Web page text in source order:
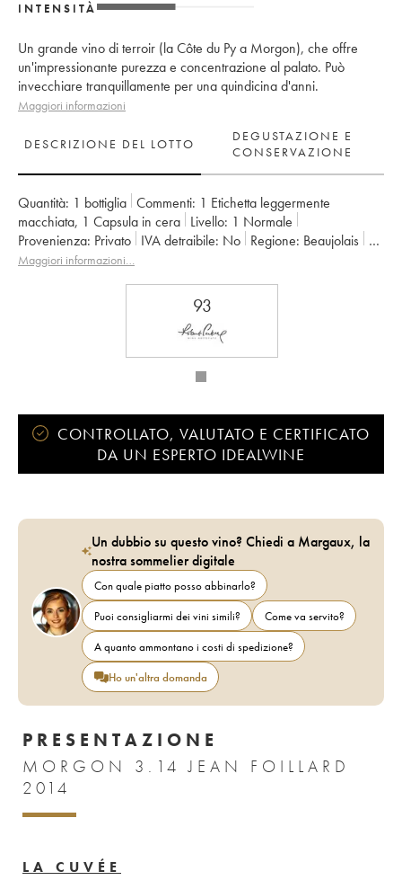
INTENSITÀ
Un grande vino di terroir (la Côte du Py a Morgon), che offre
un'impressionante purezza e concentrazione al palato. Può
invecchiare tranquillamente per una quindicina d'anni.
Maggiori informazioni
DESCRIZIONE DEL LOTTO
DEGUSTAZIONE E
CONSERVAZIONE
Quantità: 1 bottiglia Commenti: 1 Etichetta leggermente
macchiata, 1 Capsula in cera Livello: 1 Normale
Provenienza:
privato IVA detraibile: no Regione:
Beaujolais
Denominazione:
Morgon
Maggiori informazioni…
93
CONTROLLATO, VALUTATO E CERTIFICATO
DA UN ESPERTO IDEALWINE
Un dubbio su questo vino? Chiedi a Margaux, la
nostra sommelier digitale
Con quale piatto posso abbinarlo?
Puoi consigliarmi dei vini simili?
Come va servito?
A quanto ammontano i costi di spedizione?
Ho un'altra domanda
PRESENTAZIONE
MORGON 3.14 JEAN FOILLARD
2014
LA CUVÉE